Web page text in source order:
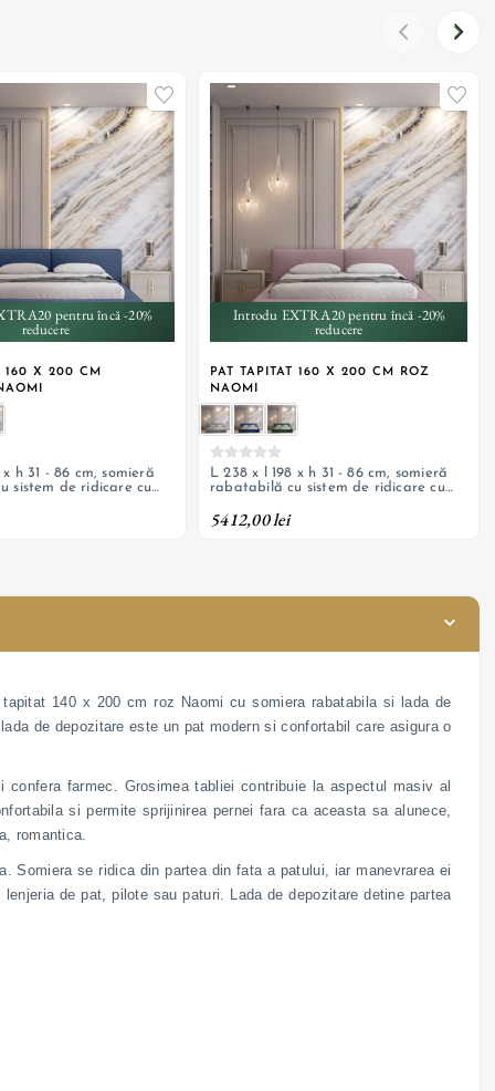
pentru încă -20%
reducere
160 X 200 CM
x h 31 - 86 cm, somieră
sistem de ridicare cu
personalizabil
Introdu EXTRA20 pentru încă -20%
reducere
PAT TAPITAT 160 X 200 CM ROZ
NAOMI
L 238 x l 198 x h 31 - 86 cm, somieră
rabatabilă cu sistem de ridicare cu
din material textil; personalizabil
5412,00 lei
140 x 200 cm roz Naomi cu somiera rabatabila si lada de
de depozitare este un pat modern si confortabil care asigura o
farmec. Grosimea tabliei contribuie la aspectul masiv al
si permite sprijinirea pernei fara ca aceasta sa alunece,
romantica.
se ridica din partea din fata a patului, iar manevrarea ei
de pat, pilote sau paturi. Lada de depozitare detine partea